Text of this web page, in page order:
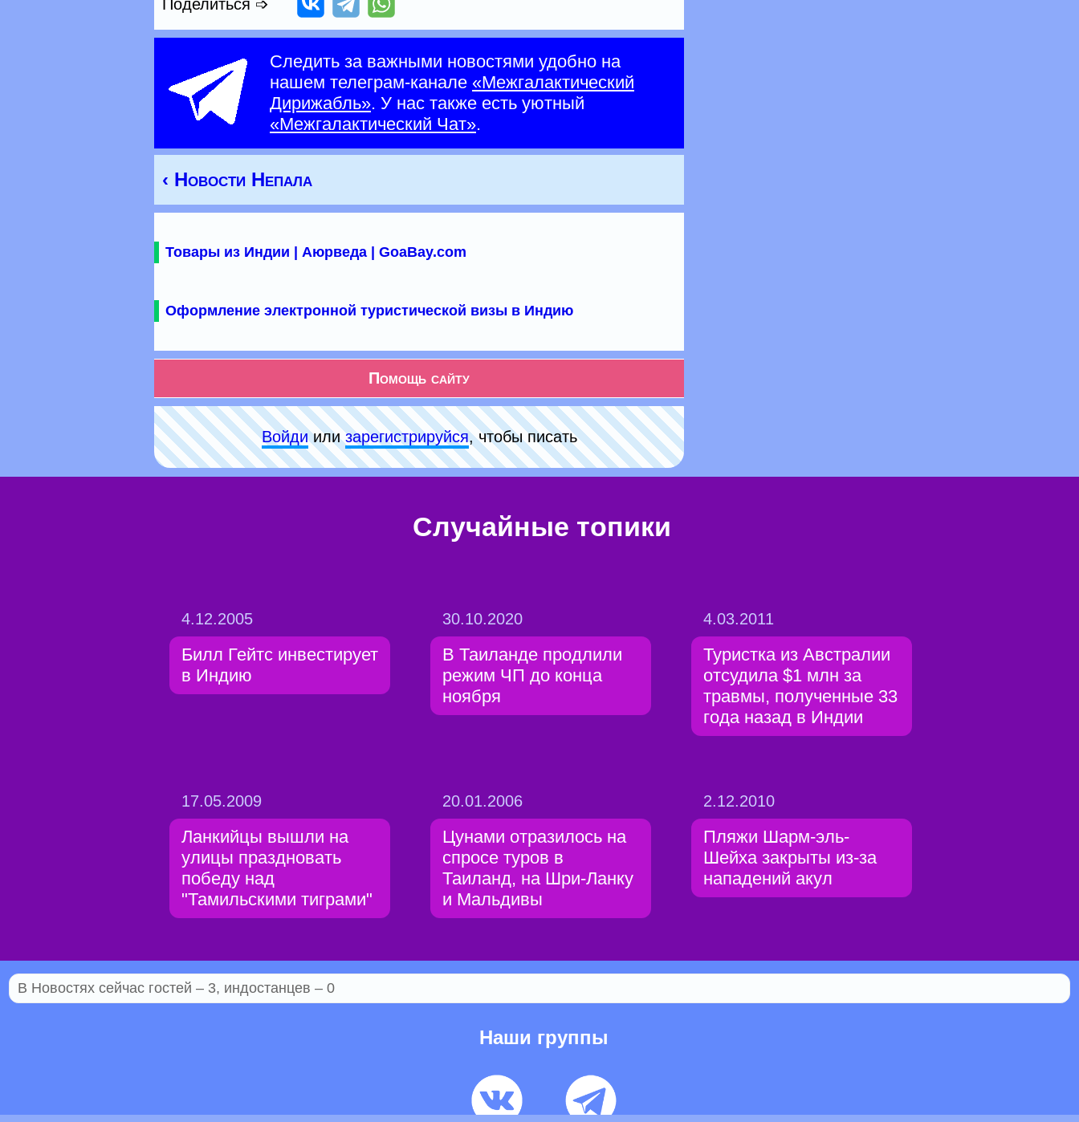
Поделиться ➩
Следить за важными новостями удобно на
нашем телеграм-канале «Межгалактический
Дирижабль». У нас также есть уютный
«Межгалактический Чат».
‹ Новости Непала
Товары из Индии | Аюрведа | GoaBay.com
Оформление электронной туристической визы в Индию
Помощь сайту
Войдиилизарeгиcтpируйся, чтобы писать
Случайные топики
4.12.2005
Билл Гейтс инвестирует
в Индию
30.10.2020
В Таиланде продлили
режим ЧП до конца
ноября
4.03.2011
Туристка из Австралии
отсудила $1 млн за
травмы, полученные 33
года назад в Индии
17.05.2009
Ланкийцы вышли на
улицы праздновать
победу над
"Тамильскими тиграми"
20.01.2006
Цунами отразилось на
спросе туров в
Таиланд, на Шри-Ланку
и Мальдивы
2.12.2010
Пляжи Шарм-эль-
Шейха закрыты из-за
нападений акул
В Новостях сейчас гостей – 3, индостанцев – 0
Наши группы